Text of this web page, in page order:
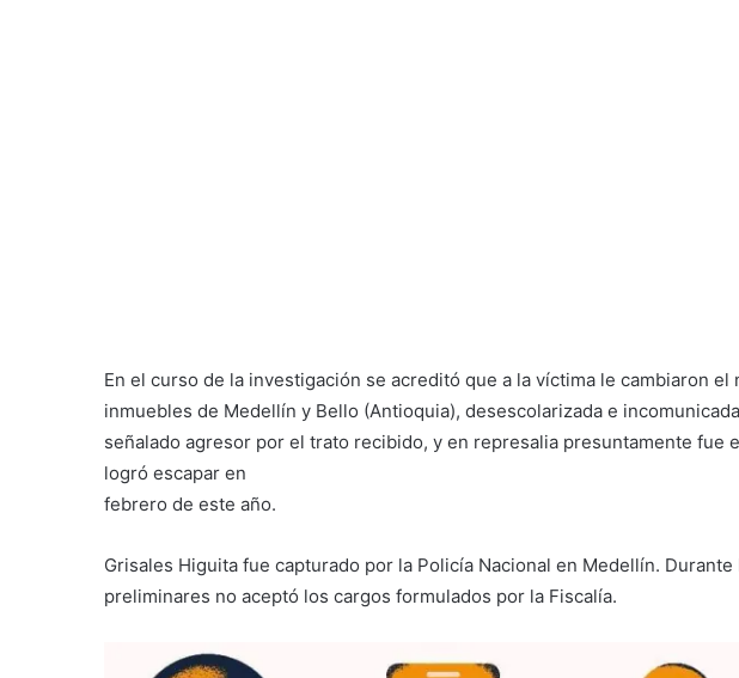
En el curso de la investigación se acreditó que a la víctima le cambiaron
inmuebles de Medellín y Bello (Antioquia), desescolarizada e
señalado agresor por el trato recibido, y en represalia presuntamente fue
logró escapar en
febrero de este año.
Grisales Higuita fue capturado por la Policía Nacional en Medellín. Durante
preliminares no aceptó los cargos formulados por la Fiscalía.